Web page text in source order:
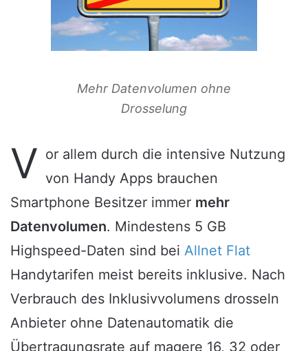
Mehr Datenvolumen ohne
Drosselung
V or allem durch die intensive Nutzung
von Handy Apps brauchen
Smartphone Besitzer immer mehr
Datenvolumen. Mindestens 5 GB
Highspeed-Daten sind bei Allnet Flat
Handytarifen meist bereits inklusive. Nach
Verbrauch des Inklusivvolumens drosseln
Anbieter ohne Datenautomatik die
Übertragungsrate auf magere 16, 32 oder